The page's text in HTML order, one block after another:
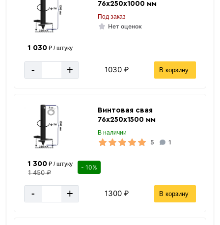
76х250х1000 мм
Под заказ
Нет оценок
1 030₽ / штуку
- + 1030 ₽ В корзину
Винтовая свая
76х250х1500 мм
В наличии
5 1
1 300₽ / штуку
1 450 ₽
- 10%
- + 1300 ₽ В корзину
«Быстрый заказ»